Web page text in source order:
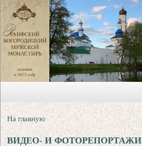
На главную
ВИДЕО- И ФОТОРЕПОРТАЖИ